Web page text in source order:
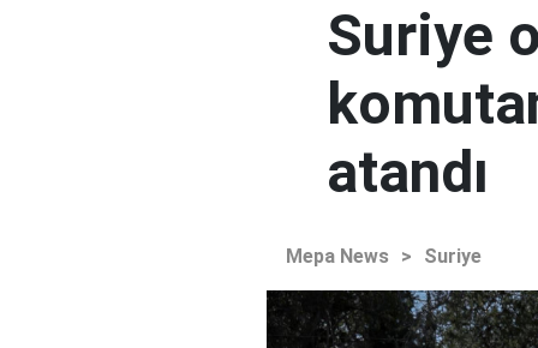
Suriye
atandı
Mepa News > Suriye